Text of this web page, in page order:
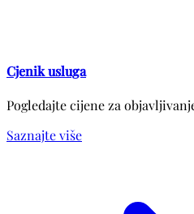
Cjenik usluga
Pogledajte cijene za
Saznajte više